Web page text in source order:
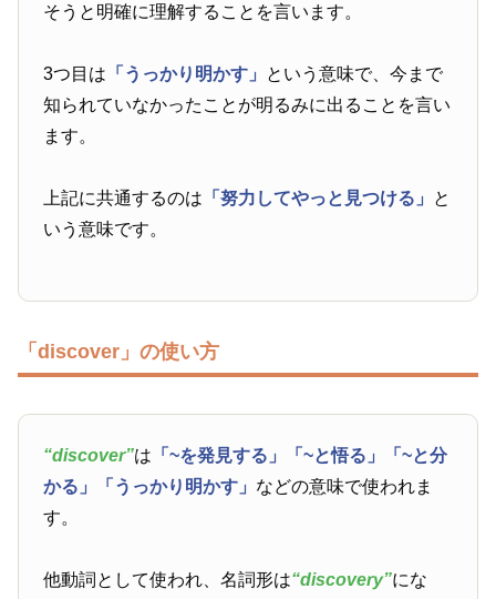
そうと明確に理解することを言います。
3つ目は 「うっかり明かす」 という意味で、今まで
知られていなかったことが明るみに出ることを言い
ます。
上記に共通するのは 「努力してやっと見つける」 と
いう意味です。
「discover」の使い方
“discover”は 「~を発見する」 「~と悟る」
「~と分
かる」
「うっかり明かす」 などの意味で使われま
す。
他動詞として使われ、名詞形は“discovery”にな